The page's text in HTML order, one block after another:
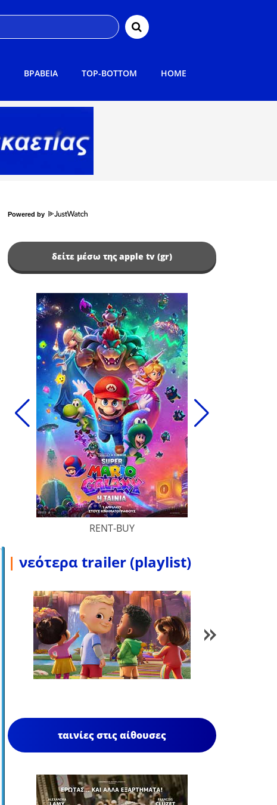
ΒΡΑΒΕΙΑ TOP-BOTTOM HOME
Powered by
δείτε μέσω της apple tv (gr)
RENT-BUY
| νεότερα trailer (playlist)
1/85
ταινίες στις αίθουσες